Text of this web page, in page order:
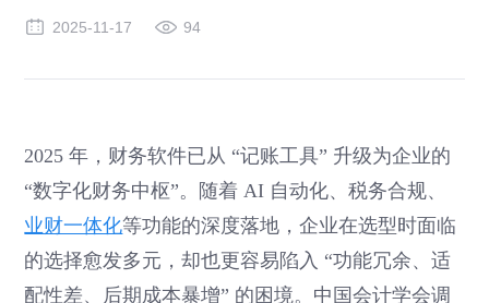
2025-11-17 94
2025 年，财务软件已从 “记账工具” 升级为企业的
“数字化财务中枢”。随着 AI 自动化、税务合规、
业财一体化等功能的深度落地，企业在选型时面临
的选择愈发多元，却也更容易陷入 “功能冗余、适
配性差、后期成本暴增” 的困境。中国会计学会调